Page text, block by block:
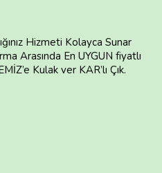
Hizmeti Kolayca Sunar
Arasında En UYGUN fiyatlı
Kulak ver KAR’lı Çık.